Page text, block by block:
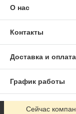
О нас
Контакты
Доставка и оплата
График работы
Полная версия
Сейчас